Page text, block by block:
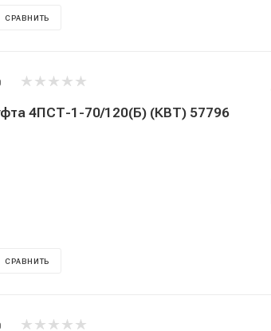
СРАВНИТЬ
4ПСТ-1-70/120(Б) (КВТ) 57796
СРАВНИТЬ